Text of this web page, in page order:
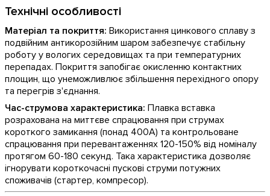
Технічні особливості
Матеріал та покриття: Використання цинкового сплаву з
подвійним антикорозійним шаром забезпечує стабільну
роботу у вологих середовищах та при температурних
перепадах. Покриття запобігає окисленню контактних
площин, що унеможливлює збільшення перехідного опору
та перегрів з'єднання.
Час-струмова характеристика: Плавка вставка
розрахована на миттєве спрацювання при струмах
короткого замикання (понад 400А) та контрольоване
спрацювання при перевантаженнях 120-150% від номіналу
протягом 60-180 секунд. Така характеристика дозволяє
ігнорувати короткочасні пускові струми потужних
споживачів (стартер, компресор).